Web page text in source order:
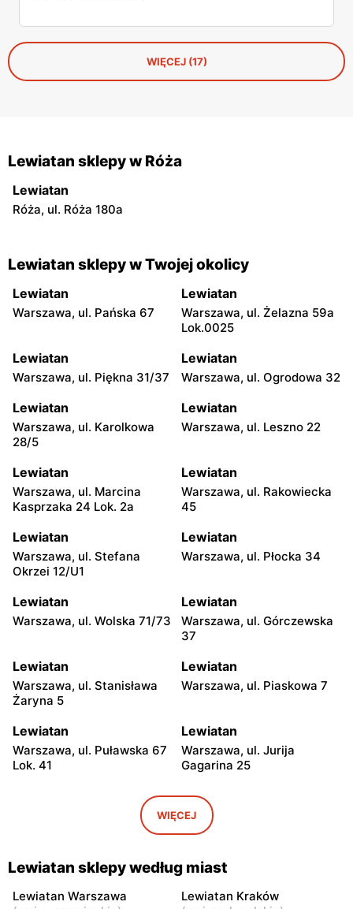
WIĘCEJ (17)
Lewiatan sklepy w Róża
Lewiatan
Róża, ul. Róża 180a
Lewiatan sklepy w Twojej okolicy
Lewiatan
Warszawa, ul. Pańska 67
Lewiatan
Warszawa, ul. Żelazna 59a
Lok.0025
Lewiatan
Warszawa, ul. Piękna 31/37
Lewiatan
Warszawa, ul. Ogrodowa 32
Lewiatan
Warszawa, ul. Karolkowa
28/5
Lewiatan
Warszawa, ul. Leszno 22
Lewiatan
Warszawa, ul. Marcina
Kasprzaka 24 Lok. 2a
Lewiatan
Warszawa, ul. Rakowiecka
45
Lewiatan
Warszawa, ul. Stefana
Okrzei 12/U1
Lewiatan
Warszawa, ul. Płocka 34
Lewiatan
Warszawa, ul. Wolska 71/73
Lewiatan
Warszawa, ul. Górczewska
37
Lewiatan
Warszawa, ul. Stanisława
Żaryna 5
Lewiatan
Warszawa, ul. Piaskowa 7
Lewiatan
Warszawa, ul. Puławska 67
Lok. 41
Lewiatan
Warszawa, ul. Jurija
Gagarina 25
Warszawa, ul. Egipska 4
Lewiatan
Warszawa, ul. Elbląska 37
Warszawa, ul. Erazma
Warszawa, ul.
Międzyborska 48
WIĘCEJ
Lewiatan sklepy według miast
Lewiatan Warszawa
Lewiatan Kraków